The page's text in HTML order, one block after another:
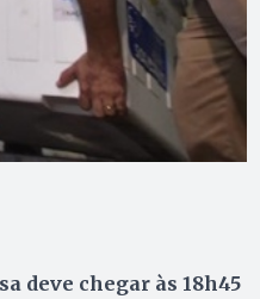
deve chegar às 18h45